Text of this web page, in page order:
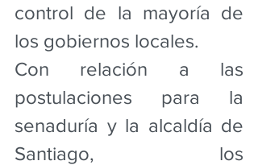
control de la mayoría de
los gobiernos locales.
Con relación a las
postulaciones para la
senaduría y la alcaldía de
Santiago, los